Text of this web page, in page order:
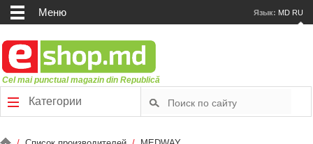
Меню Язык: MD RU
Cel mai punctual magazin din Republică
Категории